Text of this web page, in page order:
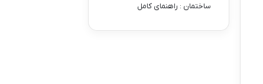
ساختمان : راهنمای کامل